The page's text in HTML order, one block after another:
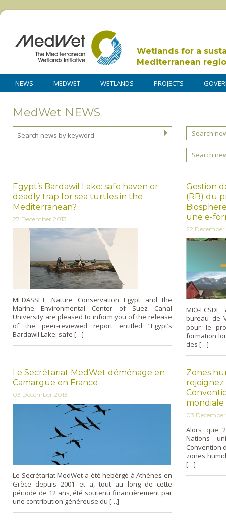
Wetlands for a
Mediterranean
NEWS MEDWET WETLANDS PROJECTS
MedWet NEWS
Search
Search
Egypt’s Bardawil Lake: safe haven or
deadly trap for sea turtles in the
Mediterranean?
27 December 2013
MEDASSET, Nature Conservation Egypt and the
Marine Environmental Center of Suez Canal
University are pleased to inform you of the release
of the peer-reviewed report entitled “Egypt’s
Bardawil Lake: safe […]
Gestion
(RB) du
une e-
22 December
MIO-
bureau de
pour le
formation
des […]
Le Secrétariat MedWet déménage en
Camargue en France
03 December 2013
Le Secrétariat MedWet a été hebérgé à Athènes en
Grèce depuis 2001 et a, tout au long de cette
période de 12 ans, été soutenu financièrement par
une contribution généreuse du […]
Zones
rejoignez
mondiale
03
Alors que
Nations
Convention
zones
[…]